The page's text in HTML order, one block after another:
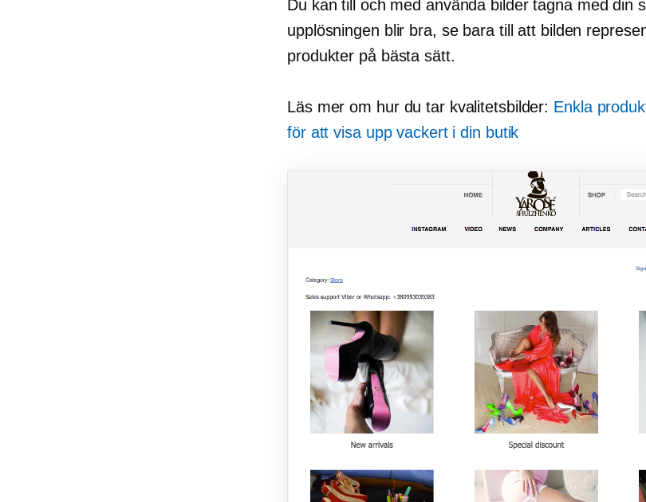
Du kan till och med använda bilder tagna med din
upplösningen blir bra, se bara till att bilden
produkter på bästa sätt.
Läs mer om hur du tar kvalitetsbilder: Enkla
för att visa upp vackert i din butik